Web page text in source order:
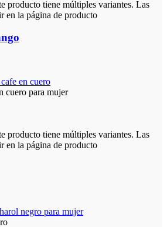
producto tiene múltiples variantes. Las
en la página de producto
producto tiene múltiples variantes. Las
en la página de producto